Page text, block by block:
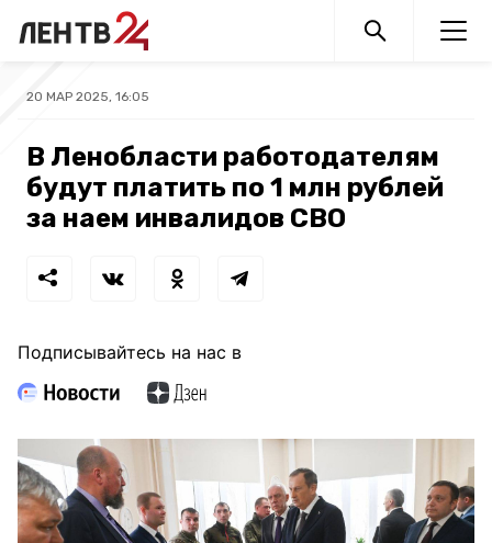
20 МАР 2025, 16:05
В Ленобласти работодателям
будут платить по 1 млн рублей
за наем инвалидов СВО
Подписывайтесь на нас в